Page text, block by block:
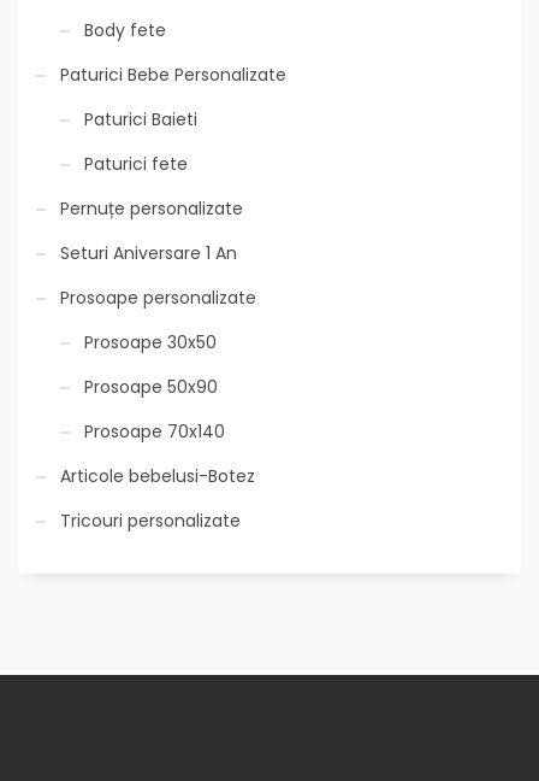
Body fete
Paturici Bebe Personalizate
Paturici Baieti
Paturici fete
Pernuțe personalizate
Seturi Aniversare 1 An
Prosoape personalizate
Prosoape 30x50
Prosoape 50x90
Prosoape 70x140
Articole bebelusi-Botez
Tricouri personalizate